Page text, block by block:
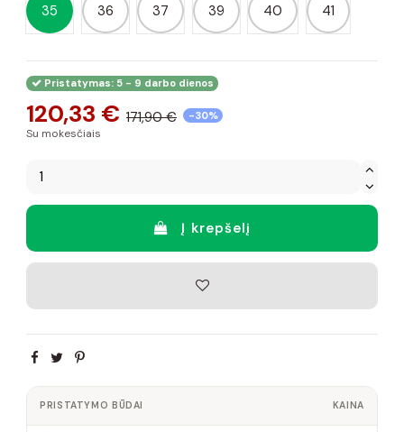
35 36 37 39 40 41
Pristatymas: 5 - 9 darbo dienos
120,33 € 171,90 € -30%
Su mokesčiais
Į krepšelį
PRISTATYMO BŪDAI KAINA